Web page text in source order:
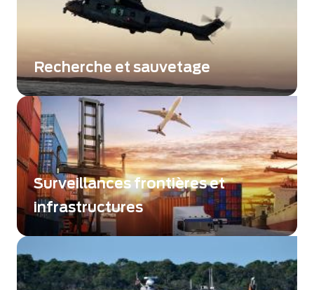
Recherche et sauvetage
Gagnez des secondes cruciales lorsque des
vies sont en jeu.
Surveillances frontières et
infrastructures
Améliorer la sûreté et la sécurité des sites
critiques